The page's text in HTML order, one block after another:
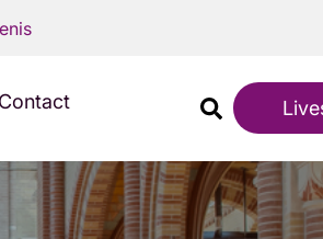
Contact